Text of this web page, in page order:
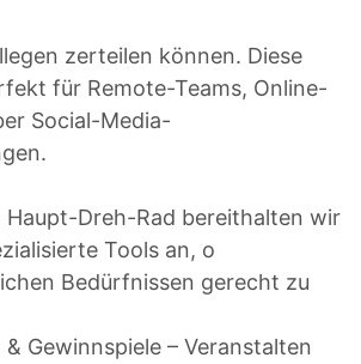
zerteilen können. Diese
für Remote-Teams, Online-
Social-Media-
Haupt-Dreh-Rad bereithalten wir
Tools an, o
Bedürfnissen gerecht zu
Gewinnspiele – Veranstalten